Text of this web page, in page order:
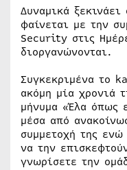
Δυναμικά
φαίνεται με την
Security στις
διοργανώνονται.
Συγκεκριμένα το
ακόμη μία χρονιά
μήνυμα «Έλα
μέσα από
συμμετοχή της
να την
γνωρίσετε την